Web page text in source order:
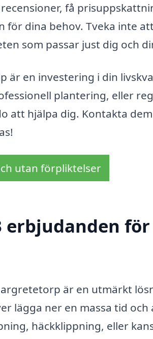
få
för dina behov. Tveka inte
som passar just dig och
är en investering i din
plantering, eller
att hjälpa dig. Kontakta
utan förpliktelser
erbjudanden
är en utmärkt
lägga ner en massa tid och
häckklippning, eller